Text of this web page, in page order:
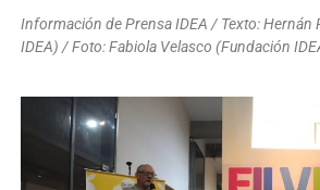
Información de Prensa IDEA / Texto: Hernán
IDEA) / Foto: Fabiola Velasco (Fundación